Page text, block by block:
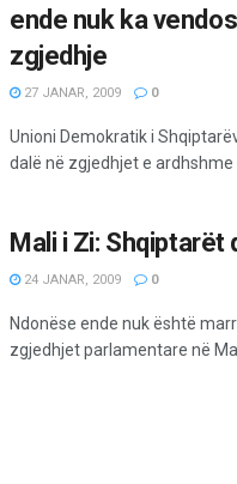
ende nuk ka
zgjedhje
27 JANAR, 2009 0
Unioni Demokratik i
dalë në zgjedhjet e ardhshme
Mali i Zi: Shqiptarët
24 JANAR, 2009 0
Ndonëse ende nuk është
zgjedhjet parlamentare në